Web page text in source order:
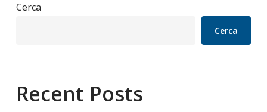
Cerca
Cerca
Recent Posts